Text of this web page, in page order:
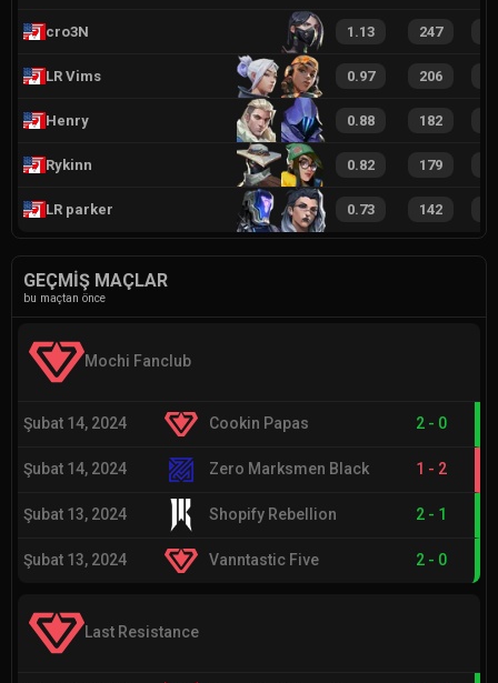
cro3N 1.13 247
LR Vims 0.97 206
Henry 0.88 182
Rykinn 0.82 179
LR parker 0.73 142
GEÇMIŞ MAÇLAR
bu maçtan önce
Mochi Fanclub
Şubat 14, 2024 Cookin Papas 2 - 0
Şubat 14, 2024 Zero Marksmen Black 1 - 2
Şubat 13, 2024 Shopify Rebellion 2 - 1
Şubat 13, 2024 Vanntastic Five 2 - 0
Last Resistance